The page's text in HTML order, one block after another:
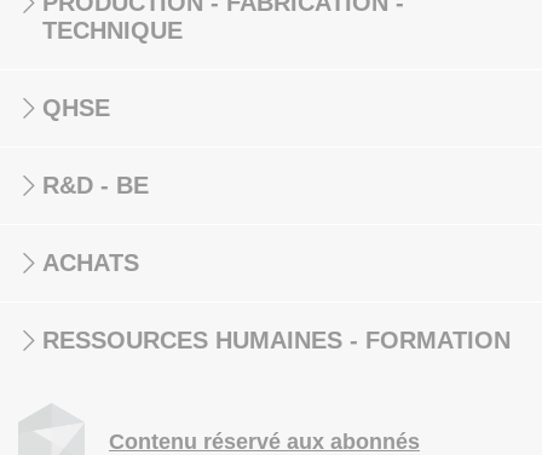
TECHNIQUE
QHSE
R&D - BE
ACHATS
RESSOURCES HUMAINES - FORMATION
Contenu réservé aux abonnés